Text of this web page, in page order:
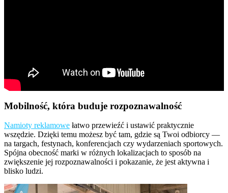
Mobilność, która buduje rozpoznawalność
Namioty reklamowe łatwo przewieźć i ustawić praktycznie
wszędzie. Dzięki temu możesz być tam, gdzie są Twoi odbiorcy —
na targach, festynach, konferencjach czy wydarzeniach sportowych.
Spójna obecność marki w różnych lokalizacjach to sposób na
zwiększenie jej rozpoznawalności i pokazanie, że jest aktywna i
blisko ludzi.